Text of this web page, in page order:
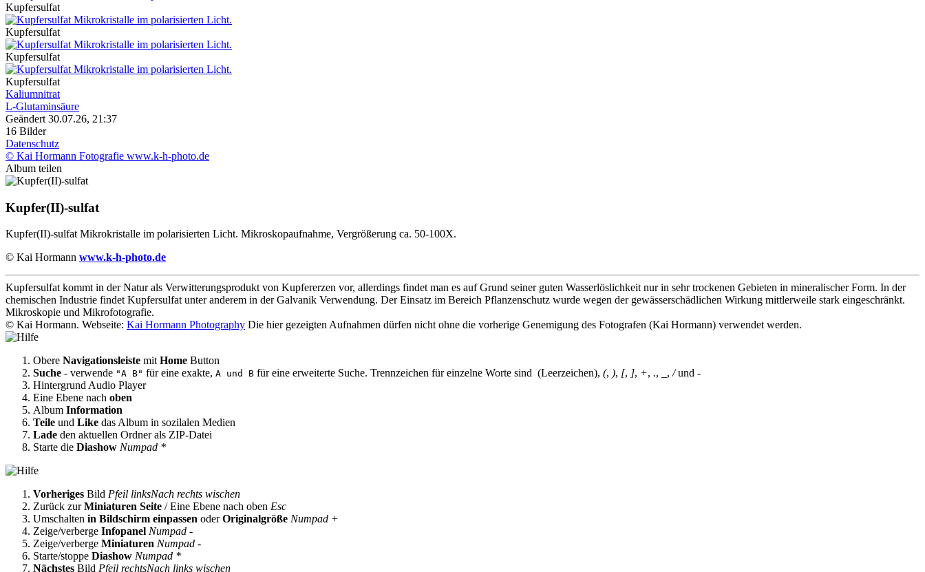
Kupfersulfat
Kupfersulfat
Kupfersulfat
Kupfersulfat
Kaliumnitrat
L-Glutaminsäure
Geändert 30.07.26, 21:37
16 Bilder
Datenschutz
© Kai Hormann Fotografie www.k-h-photo.de
Album teilen
Kupfer(II)-sulfat
Kupfer(II)-sulfat Mikrokristalle im polarisierten Licht. Mikroskopaufnahme, Vergrößerung ca. 50-100X.
© Kai Hormann www.k-h-photo.de
Kupfersulfat kommt in der Natur als Verwitterungsprodukt von Kupfererzen vor, allerdings findet man es auf Grund seiner guten Wasserlöslichkeit nur in sehr trockenen Gebieten in mineralischer Form. In der
chemischen Industrie findet Kupfersulfat unter anderem in der Galvanik Verwendung. Der Einsatz im Bereich Pflanzenschutz wurde wegen der gewässerschädlichen Wirkung mittlerweile stark eingeschränkt.
Mikroskopie und Mikrofotografie.
© Kai Hormann. Webseite: Kai Hormann Photography Die hier gezeigten Aufnahmen dürfen nicht ohne die vorherige Genemigung des Fotografen (Kai Hormann) verwendet werden.
Obere Navigationsleiste mit Home Button
Suche - verwende "A B" für eine exakte, A und B für eine erweiterte Suche. Trennzeichen für einzelne Worte sind (Leerzeichen), (, ), [, ], +, ., , /und -
Hintergrund Audio Player
Eine Ebene nach oben
Album Information
Teile und Like das Album in sozilalen Medien
Lade den aktuellen Ordner als ZIP-Datei
Starte die Diashow Numpad *
Vorheriges Bild Pfeil linksNach rechts wischen
Zurück zurMiniaturen Seite / Eine Ebene nach oben Esc
Umschalten in Bildschirm einpassen oderOriginalgröße Numpad +
Zeige/verberge Infopanel Numpad -
Zeige/verberge Miniaturen Numpad -
Starte/stoppe Diashow Numpad *
Nächstes Bild Pfeil rechtsNach links wischen